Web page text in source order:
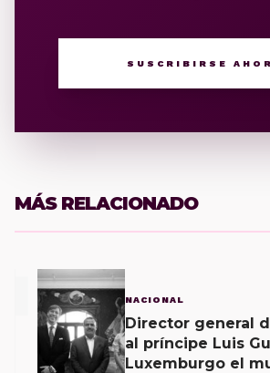
SUSCRIBIRSE
MÁS RELACIONADO
NACIONAL
Director general
al príncipe Luis
Luxemburgo el